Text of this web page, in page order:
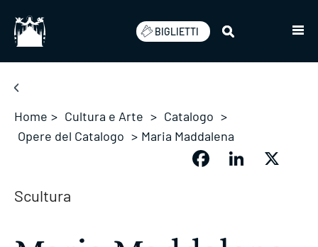
BIGLIETTI
Home > Cultura e Arte > Catalogo >
Opere del Catalogo > Maria Maddalena
FacebookLinkedIn
Scultura